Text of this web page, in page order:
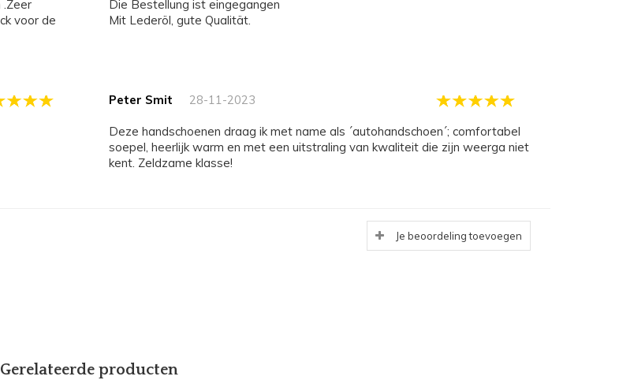
voor de
Die Bestellung ist eingegangen
Mit Lederöl, gute Qualität.
Peter Smit 28-11-2023
Deze handschoenen draag ik met name als ´autohandschoen´; comfortabel
soepel, heerlijk warm en met een uitstraling van kwaliteit die zijn weerga niet
kent. Zeldzame klasse!
Je beoordeling toevoegen
Gerelateerde producten